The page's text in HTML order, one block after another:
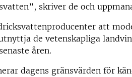
skriver de och
att
de vetenskapliga
åren.
dagens gränsvärden för